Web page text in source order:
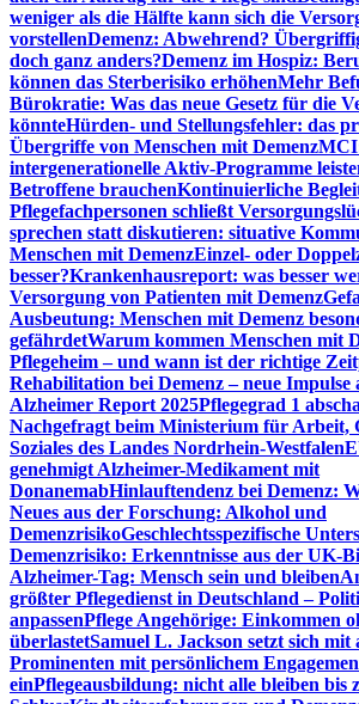
weniger als die Hälfte kann sich die
vorstellenDemenz: Abwehrend?
doch ganz anders?Demenz im Hospiz:
können das Sterberisiko erhöhenMehr
Bürokratie: Was das neue Gesetz für die
könnteHürden- und Stellungsfehler: das
Übergriffe von Menschen mit Demenz
intergenerationelle Aktiv-Programme
Betroffene brauchenKontinuierliche
Pflegefachpersonen schließt
sprechen statt diskutieren: situative
Menschen mit DemenzEinzel- oder
besser?Krankenhausreport: was besser
Versorgung von Patienten mit Demenz
Ausbeutung: Menschen mit Demenz
gefährdetWarum kommen Menschen mit
Pflegeheim – und wann ist der richtige
Rehabilitation bei Demenz – neue Impulse
Alzheimer Report 2025Pflegegrad 1
Nachgefragt beim Ministerium für Arbeit,
Soziales des Landes Nordrhein-Westfalen
genehmigt Alzheimer-Medikament mit
DonanemabHinlauftendenz bei Demenz:
Neues aus der Forschung: Alkohol und
DemenzrisikoGeschlechtsspezifische
Demenzrisiko: Erkenntnisse aus der UK-
Alzheimer-Tag: Mensch sein und bleiben
größter Pflegedienst in Deutschland –
anpassenPflege Angehörige: Einkommen
überlastetSamuel L. Jackson setzt sich mit
Prominenten mit persönlichem
einPflegeausbildung: nicht alle bleiben bis